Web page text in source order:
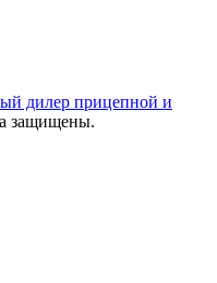
дилер прицепной и
защищены.